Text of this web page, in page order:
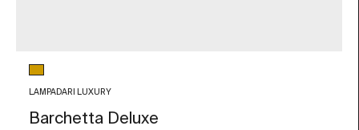
Colore vetro
Ambra
LAMPADARI LUXURY
Barchetta Deluxe